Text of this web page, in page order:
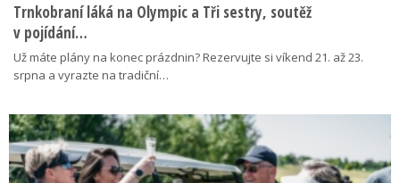
Trnkobraní láká na Olympic a Tři sestry, soutěž
v pojídání…
Už máte plány na konec prázdnin? Rezervujte si víkend 21. až 23.
srpna a vyrazte na tradiční…